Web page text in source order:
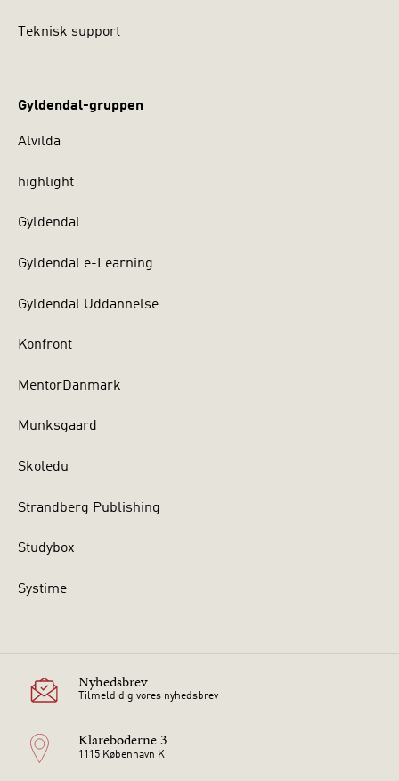
Teknisk support
Gyldendal-gruppen
Alvilda
highlight
Gyldendal
Gyldendal e-Learning
Gyldendal Uddannelse
Konfront
MentorDanmark
Munksgaard
Skoledu
Strandberg Publishing
Studybox
Systime
Nyhedsbrev
Tilmeld dig vores nyhedsbrev
Klareboderne 3
1115 København K